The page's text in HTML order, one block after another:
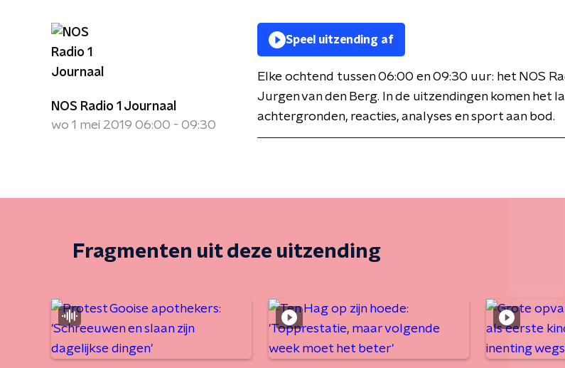
NOS Radio 1 Journaal
wo 1 mei 2019 06:00 - 09:30
Speel uitzending af
Elke ochtend tussen 06:00 en 09:30 uur: het NOS
Jurgen van den Berg. In de uitzendingen komen het
achtergronden, reacties, analyses en sport aan bod.
Fragmenten uit deze uitzending